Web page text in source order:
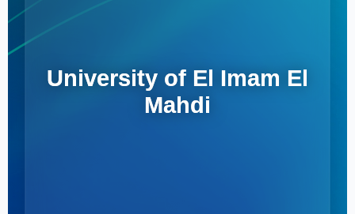
University of El Imam El
Mahdi